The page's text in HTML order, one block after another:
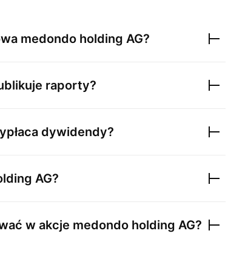
medondo holding AG?
raporty?
dywidendy?
AG?
w akcje medondo holding AG?